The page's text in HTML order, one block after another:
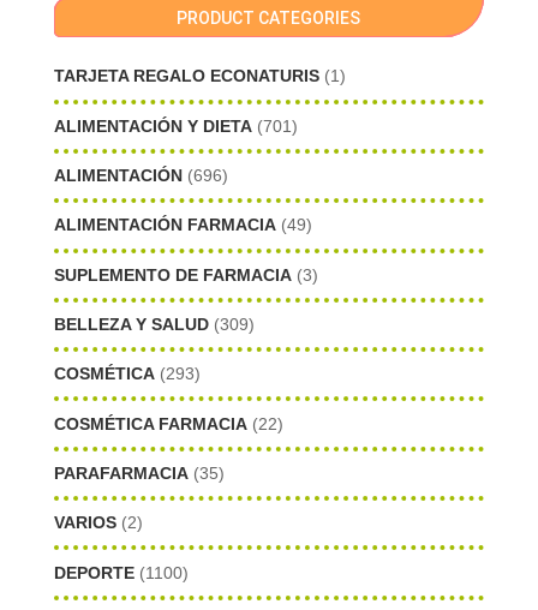
PRODUCT CATEGORIES
TARJETA REGALO ECONATURIS (1)
ALIMENTACIÓN Y DIETA (701)
ALIMENTACIÓN (696)
ALIMENTACIÓN FARMACIA (49)
SUPLEMENTO DE FARMACIA (3)
BELLEZA Y SALUD (309)
COSMÉTICA (293)
COSMÉTICA FARMACIA (22)
PARAFARMACIA (35)
VARIOS (2)
DEPORTE (1100)